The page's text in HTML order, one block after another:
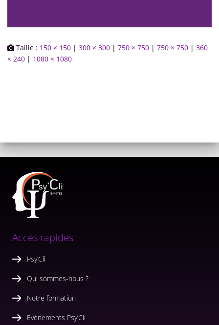
Taille : 150 × 150 | 300 × 300 | 750 × 750 | 750 × 750 | 360
× 240 | 1080 × 1080
Accès rapides
Psy’Cli
Qui sommes-nous ?
Notre formation
Événements Psy’Cli